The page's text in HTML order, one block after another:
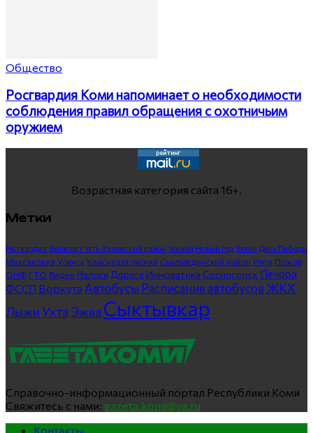
Общество
Росгвардия Коми напоминает о необходимости
соблюдения правил обращения с охотничьим
оружием
Возрастная категория сайта 16+.
Метки
Росгвардия Выльгорт Усть-Куломский район Хоккей Новый год Закон День Победы
Максаковка Усинск Краснозатонский Сыктывдинский район Инта Пожар
ОНФ ГТО Видео Налоги Дороги Инноватика Сосногорск Печора
ФССП Воркута Автобусы Расписание автобусов ЖКХ
ЛыжиУхта Эжва Сыктывкар
Справочно-информационный портал Республики Коми
Свяжитесь с нами: gazeta.komi@ya.ru
Контакты